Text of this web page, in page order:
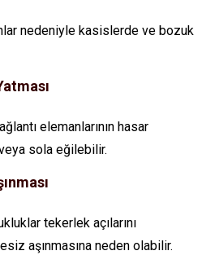
nedeniyle kasislerde ve bozuk
elemanlarının hasar
sola eğilebilir.
tekerlek açılarını
aşınmasına neden olabilir.